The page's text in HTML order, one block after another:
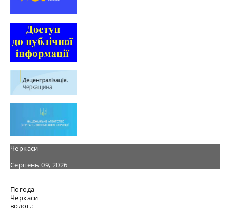
Черкаси
Серпень 09, 2026
Погода
Черкаси
волог.: